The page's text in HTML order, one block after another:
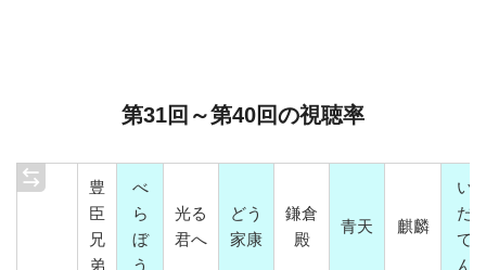
第31回～第40回の視聴率
豊
臣
兄
弟
べ
ら
ぼ
う
光る
君へ
どう
家康
鎌倉
殿
青天 麒麟
い
だ
て
ん